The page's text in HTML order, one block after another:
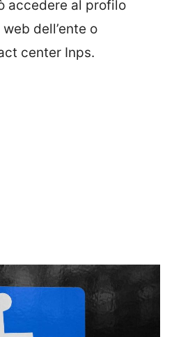
accedere al profilo
dell’ente o
center Inps.